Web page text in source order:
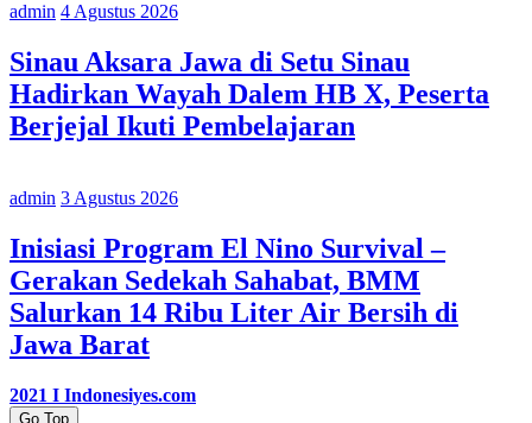
admin 4 Agustus 2026
Sinau Aksara Jawa di Setu Sinau
Hadirkan Wayah Dalem HB X, Peserta
Berjejal Ikuti Pembelajaran
admin 3 Agustus 2026
Inisiasi Program El Nino Survival –
Gerakan Sedekah Sahabat, BMM
Salurkan 14 Ribu Liter Air Bersih di
Jawa Barat
2021 I Indonesiyes.com
Go Top